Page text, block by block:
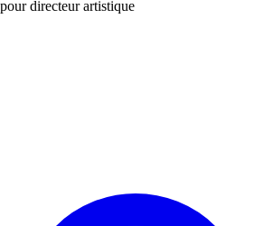
directeur artistique